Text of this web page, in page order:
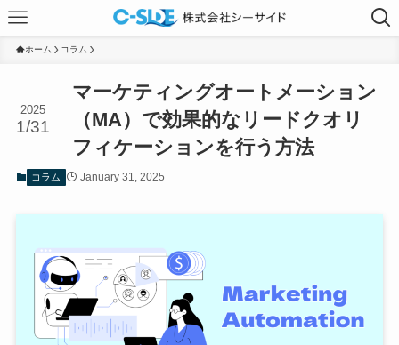
ホーム コラム
マーケティングオートメーション
（MA）で効果的なリードクオリ
フィケーションを行う方法
2025
1/31
コラム January 31, 2025